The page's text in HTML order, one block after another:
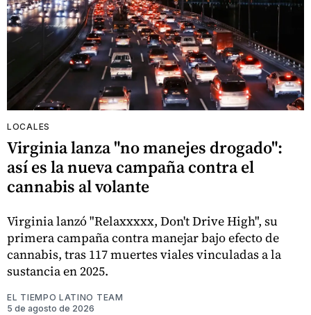
LOCALES
Virginia lanza "no manejes drogado":
así es la nueva campaña contra el
cannabis al volante
Virginia lanzó "Relaxxxxx, Don't Drive High", su
primera campaña contra manejar bajo efecto de
cannabis, tras 117 muertes viales vinculadas a la
sustancia en 2025.
EL TIEMPO LATINO TEAM
5 de agosto de 2026